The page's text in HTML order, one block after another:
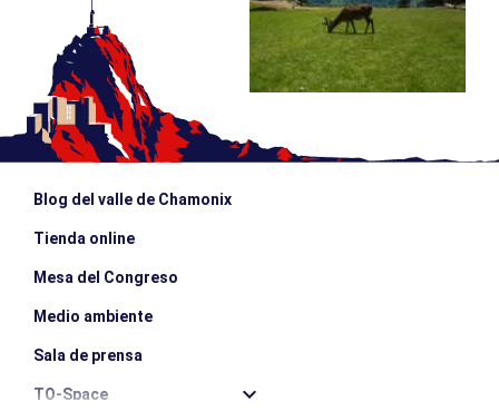
Blog del valle de Chamonix
Tienda online
Mesa del Congreso
Medio ambiente
Sala de prensa
TO-Space